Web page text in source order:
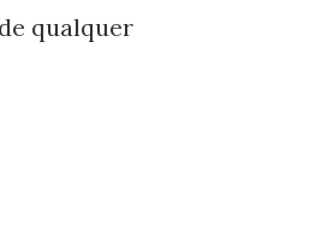
qualquer